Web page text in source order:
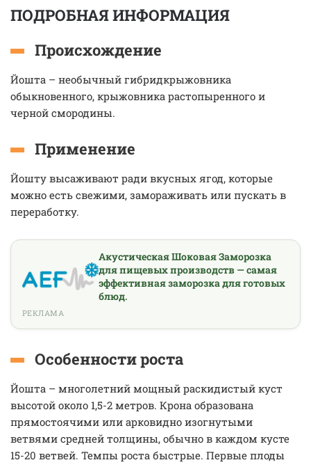
ПОДРОБНАЯ ИНФОРМАЦИЯ
Происхождение
Йошта – необычный гибридкрыжовника
обыкновенного, крыжовника растопыренного и
черной смородины.
Применение
Йошту высаживают ради вкусных ягод, которые
можно есть свежими, замораживать или пускать в
переработку.
Акустическая Шоковая Заморозка
для пищевых производств — самая
эффективная заморозка для готовых
блюд.
РЕКЛАМА
Особенности роста
Йошта – многолетний мощный раскидистый куст
высотой около 1,5-2 метров. Крона образована
прямостоячими или арковидно изогнутыми
ветвями средней толщины, обычно в каждом кусте
15-20 ветвей. Темпы роста быстрые. Первые плоды